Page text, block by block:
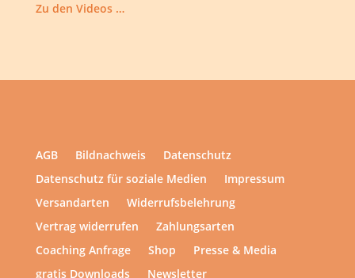
Zu den Videos …
AGB Bildnachweis
Datenschutz
Datenschutz für soziale Medien
Impressum
Versandarten
Widerrufsbelehrung
Vertrag widerrufen
Zahlungsarten
Coaching Anfrage
Shop
Presse & Media
gratis Downloads
Newsletter